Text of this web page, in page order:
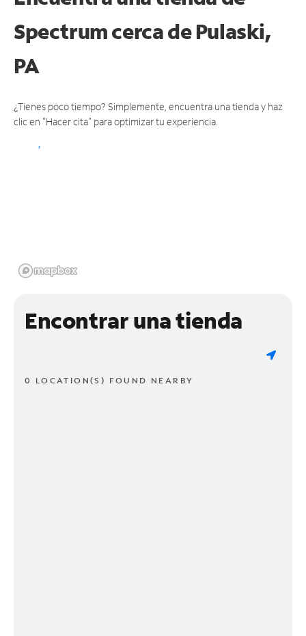
Spectrumcerca de Pulaski,
PA
¿Tienes poco tiempo? Simplemente, encuentra una tienda y haz
clic en "Hacer cita" para optimizar tu experiencia.
Encontrar una tienda
0 LOCATION(S) FOUND NEARBY